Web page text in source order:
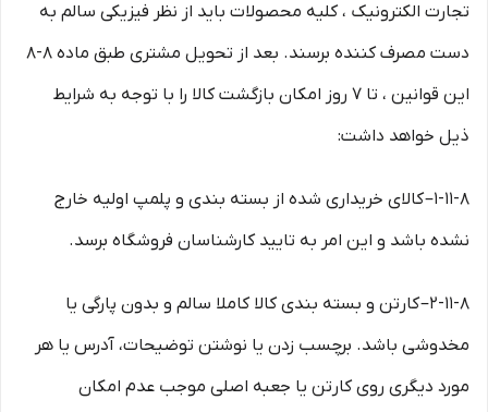
تجارت الکترونیک ، کلیه محصولات باید از نظر فیزیکی سالم به
دست مصرف کننده برسند. بعد از تحویل مشتری طبق ماده ۸-۸
این قوانین ، تا ۷ روز امکان بازگشت کالا را با توجه به شرایط
ذیل خواهد داشت:
۱-۱۱-۸– کالای خریداری شده از بسته بندی و پلمپ اولیه خارج
نشده باشد و این امر به تایید کارشناسان فروشگاه برسد.
۲-۱۱-۸– کارتن و بسته بندی کالا کاملا سالم و بدون پارگی یا
مخدوشی باشد. برچسب زدن یا نوشتن توضیحات، آدرس یا هر
مورد دیگری روی کارتن یا جعبه اصلی موجب عدم امکان